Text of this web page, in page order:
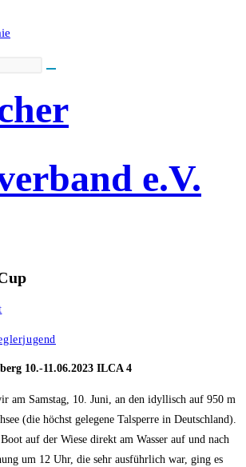
e.V.
10.-11.06.2023 ILCA 4
am Samstag, 10. Juni, an den idyllisch auf 950 m
(die höchst gelegene Talsperre in Deutschland).
auf der Wiese direkt am Wasser auf und nach
um 12 Uhr, die sehr ausführlich war, ging es